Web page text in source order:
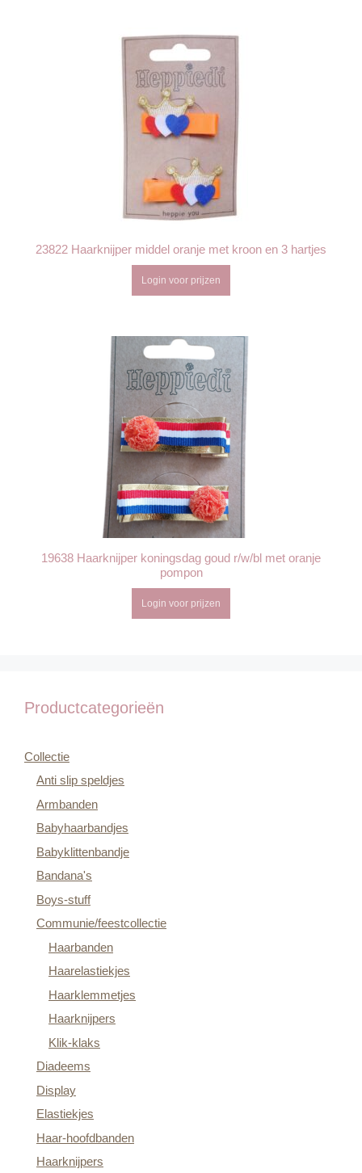
23822 Haarknijper middel oranje met kroon en 3 hartjes
Login voor prijzen
19638 Haarknijper koningsdag goud r/w/bl met oranje
pompon
Login voor prijzen
Productcategorieën
Collectie
Anti slip speldjes
Armbanden
Babyhaarbandjes
Babyklittenbandje
Bandana's
Boys-stuff
Communie/feestcollectie
Haarbanden
Haarelastiekjes
Haarklemmetjes
Haarknijpers
Klik-klaks
Diadeems
Display
Elastiekjes
Haar-hoofdbanden
Haarknijpers